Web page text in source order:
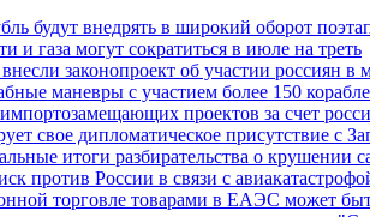
будут внедрять в широкий оборот
и газа могут сократиться в июле на треть
законопроект об участии россиян в
маневры с участием более 150
проектов за счет
свое дипломатическое присутствие с
итоги разбирательства о крушении
против России в связи с
торговле товарами в ЕАЭС может